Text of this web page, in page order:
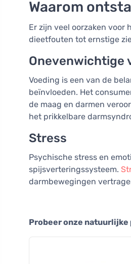
Waarom
Er zijn veel oorzaken
dieetfouten tot ernstige
Onevenwichtige
Voeding is een van de
beïnvloeden. Het
de maag en darmen
het prikkelbare
Stress
Psychische stress en
spijsverteringssysteem.
darmbewegingen
Probeer onze